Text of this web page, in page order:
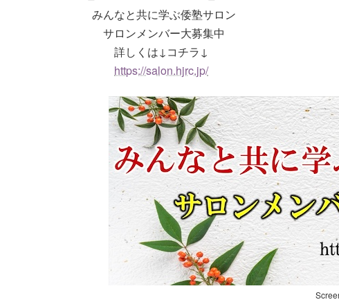
みんなと共に学ぶ倭塾サロン
サロンメンバー大募集中
詳しくは↓コチラ↓
https://salon.hjrc.jp/